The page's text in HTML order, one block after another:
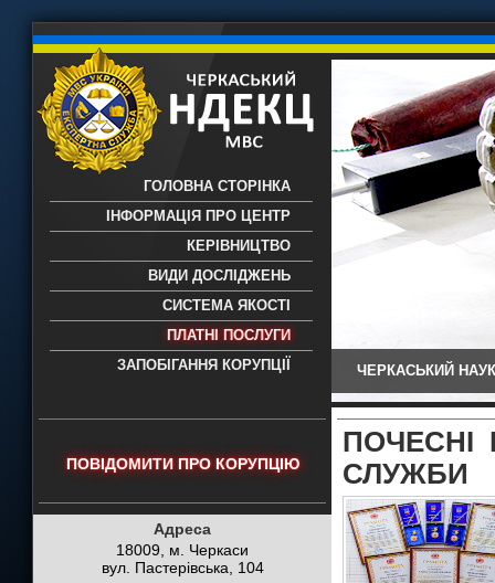
науково-дослідний експертно-
- проведення всих видів судових
експертиз
ГОЛОВНА СТОРІНКА
ІНФОРМАЦІЯ ПРО ЦЕНТР
КЕРІВНИЦТВО
ВИДИ ДОСЛІДЖЕНЬ
СИСТЕМА ЯКОСТІ
ПЛАТНІ ПОСЛУГИ
ЗАПОБІГАННЯ КОРУПЦІЇ
ЧЕРКАСЬКИЙ
ПОВІДОМИТИ ПРО КОРУПЦІЮ
Адреса
18009, м. Черкаси
вул. Пастерівська, 104
ПОЧЕСНІ
СЛУЖБИ